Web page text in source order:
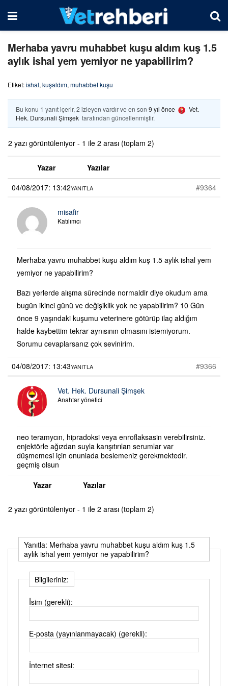
Merhaba yavru muhabbet kuşu aldım kuş 1.5
aylık ishal yem yemiyor ne yapabilirim?
Etiket:ishal, kuşaldım, muhabbet kuşu
Bu konu 1 yanıt içerir, 2 izleyen vardır ve en son 9 yıl önce
Vet.
Hek. Dursunali Şimşek tarafından güncellenmiştir.
2 yazı görüntüleniyor - 1 ile 2 arası (toplam 2)
Yazar
Yazılar
04/08/2017: 13:42
#9364
YANITLA
misafir
Katılımcı
Merhaba yavru muhabbet kuşu aldım kuş 1.5 aylık ishal yem
yemiyor ne yapabilirim?
Bazı yerlerde alışma sürecinde normaldir diye okudum ama
bugün ikinci günü ve değişiklik yok ne yapabilirim? 10 Gün
önce 9 yaşındaki kuşumu veterinere götürüp ilaç aldığım
halde kaybettim tekrar aynısının olmasını istemiyorum.
Sorumu cevaplarsanız çok sevinirim.
04/08/2017: 13:43 #9366
YANITLA
Vet. Hek. Dursunali Şimşek
Anahtar yönetici
neo teramycın, hipradoksi veya enroflaksasin verebilirsiniz.
enjektörle ağızdan suyla karışıtırılan serumlar var
düşmemesi için onunlada beslemeniz gerekmektedir.
geçmiş olsun
Yazar
Yazılar
2 yazı görüntüleniyor - 1 ile 2 arası (toplam 2)
Yanıtla: Merhaba yavru muhabbet kuşu aldım kuş 1.5
aylık ishal yem yemiyor ne yapabilirim?
Bilgileriniz:
İsim (gerekli):
E-posta (yayınlanmayacak) (gerekli):
İnternet sitesi: